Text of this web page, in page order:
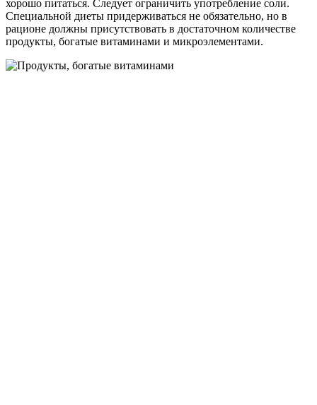
хорошо питаться. Следует ограничить употребление соли.
Специальной диеты придерживаться не обязательно, но в
рационе должны присутствовать в достаточном количестве
продукты, богатые витаминами и микроэлементами.